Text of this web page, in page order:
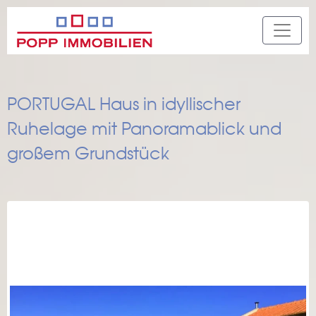
PORTUGAL Haus in idyllischer
Ruhelage mit Panoramablick und
großem Grundstück